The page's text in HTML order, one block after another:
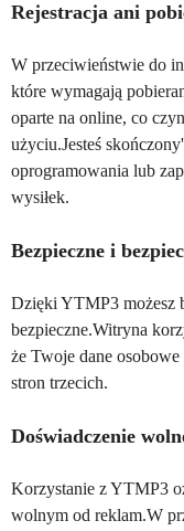
Rejestracja ani
W przeciwieństwie do
które wymagają
oparte na online, co
użyciu.Jesteś
oprogramowania lub
wysiłek.
Bezpieczne i
Dzięki YTMP3 możesz
bezpieczne.Witryna
że Twoje dane
stron trzecich.
Doświadczenie
Korzystanie z YTMP3
wolnym od reklam.W